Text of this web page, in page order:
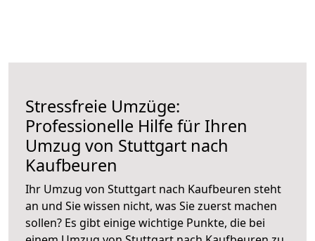
Stressfreie Umzüge:
Professionelle Hilfe für Ihren
Umzug von Stuttgart nach
Kaufbeuren
Ihr Umzug von Stuttgart nach Kaufbeuren steht
an und Sie wissen nicht, was Sie zuerst machen
sollen? Es gibt einige wichtige Punkte, die bei